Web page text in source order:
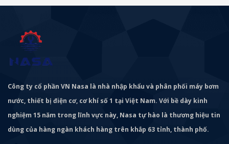
Công ty cổ phần VN Nasa là nhà nhập khẩu và phân phối máy bơm
nước, thiết bị điện cơ, cơ khí số 1 tại Việt Nam. Với bề dày kinh
nghiệm 15 năm trong lĩnh vực này, Nasa tự hào là thương hiệu tin
dùng của hàng ngàn khách hàng trên khắp 63 tỉnh, thành phố.